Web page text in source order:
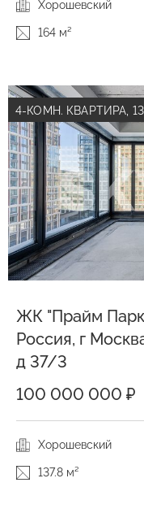
Хорошевский
164 м²
4-КОМН. КВАРТИРА,
ЖК "Прайм Парк
Россия, г
д 37/3
100 000 000 ₽
Хорошевский
137.8 м²